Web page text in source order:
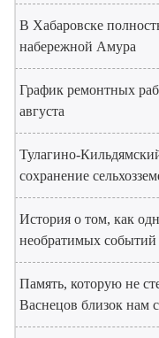
В Хабаровске
набережной Амура
График ремонтных
августа
Тулагино-
сохранение
История о том, как
необратимых событий
Память, которую не
Васнецов близок нам